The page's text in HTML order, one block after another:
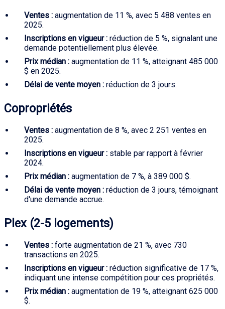
Ventes : augmentation de 11 %, avec 5 488 ventes en
2025.
Inscriptions en vigueur : réduction de 5 %, signalant une
demande potentiellement plus élevée.
Prix médian : augmentation de 11 %, atteignant 485 000
$ en 2025.
Délai de vente moyen : réduction de 3 jours.
Copropriétés
Ventes : augmentation de 8 %, avec 2 251 ventes en
2025.
Inscriptions en vigueur : stable par rapport à février
2024.
Prix médian : augmentation de 7 %, à 389 000 $.
Délai de vente moyen : réduction de 3 jours, témoignant
d'une demande accrue.
Plex (2-5 logements)
Ventes : forte augmentation de 21 %, avec 730
transactions en 2025.
Inscriptions en vigueur : réduction significative de 17 %,
indiquant une intense compétition pour ces propriétés.
Prix médian : augmentation de 19 %, atteignant 625 000
$.